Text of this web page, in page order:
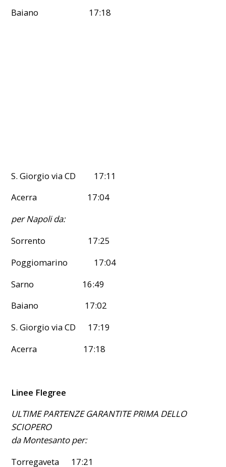
Baiano 17:18
S. Giorgio via CD 17:11
Acerra 17:04
per Napoli da:
Sorrento 17:25
Poggiomarino 17:04
Sarno 16:49
Baiano 17:02
S. Giorgio via CD 17:19
Acerra 17:18
Linee Flegree
ULTIME PARTENZE GARANTITE PRIMA DELLO
SCIOPERO
da Montesanto per:
Torregaveta 17:21